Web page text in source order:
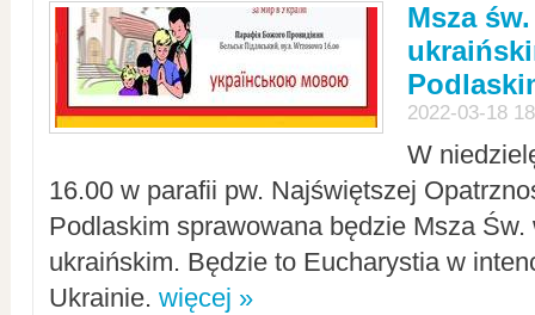
Msza
2022-03-18
W
16.00 w parafii pw. Najświętszej
Podlaskim sprawowana będzie Msza Św.
ukraińskim. Będzie to Eucharystia w
Ukrainie. więcej »